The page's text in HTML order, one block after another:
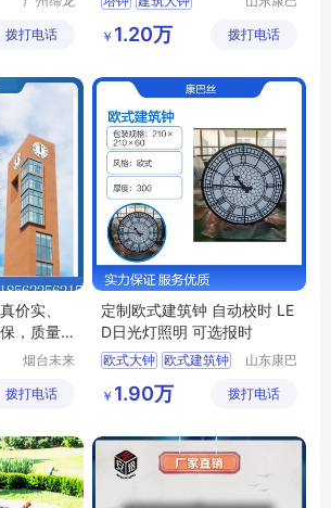
公司
拨打电话
电波钟
限公司
￥ 1.20万 拨打电话
价实、
，质量
烟台未来
科技有限
拨打电话
定制欧式建筑钟 自动校时 LE
D日光灯照明 可选报时
欧式大钟 欧式建筑钟
欧式建筑大钟
山东康巴
限公司
￥ 1.90万 拨打电话